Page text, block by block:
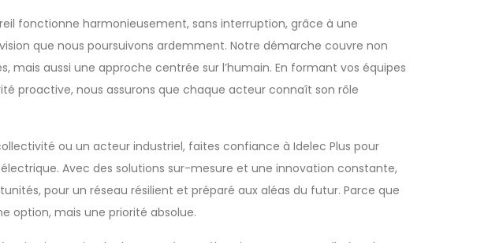
fonctionne harmonieusement, sans interruption, grâce à une
que nous poursuivons ardemment. Notre démarche couvre non
mais aussi une approche centrée sur l’humain. En formant vos équipes
proactive, nous assurons que chaque acteur connaît son rôle
ou un acteur industriel, faites confiance à Idelec Plus pour
Avec des solutions sur-mesure et une innovation constante,
pour un réseau résilient et préparé aux aléas du futur. Parce que
option, mais une priorité absolue.